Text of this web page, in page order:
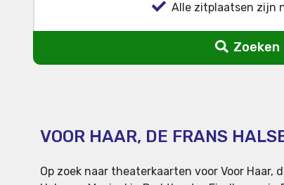
Alle zitplaatsen zijn
Zoeken
VOOR HAAR, DE FRANS
Op zoek naar theaterkaarten voor Voor Haar,